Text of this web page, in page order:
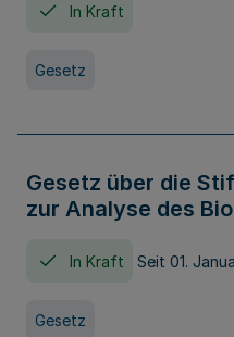
In Kraft
Gesetz
Gesetz über die
zur Analyse des
In Kraft Seit 01.
Gesetz